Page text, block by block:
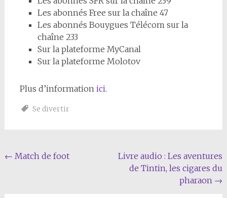
Les abonnés Free sur la chaîne 47
Les abonnés Bouygues Télécom sur la
chaîne 233
Sur la plateforme MyCanal
Sur la plateforme Molotov
Plus d’information ici.
Se divertir
Navigation
← Match de foot
Livre audio : Les aventures
de Tintin, les cigares du
pharaon →